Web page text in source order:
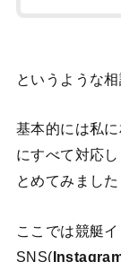
というような相
基本的には私
にすべて対応
とめてみました
ここでは競艇
SNS(